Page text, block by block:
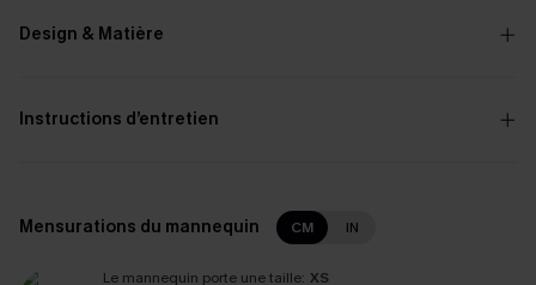
Design & Matière
Instructions d’entretien
Mensurations du mannequin CM IN
Le mannequin porte une taille: XS